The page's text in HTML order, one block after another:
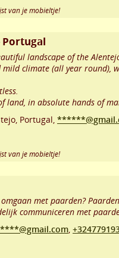
van je mobieltje!
Portugal
landscape of the
climate (all year round),
land, in absolute hands of
, Portugal,
van je mobieltje!
met paarden?
communiceren met
,